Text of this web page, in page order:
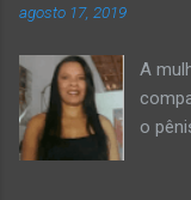
vítima
e
e
agosto 17, 2019
A
o
da